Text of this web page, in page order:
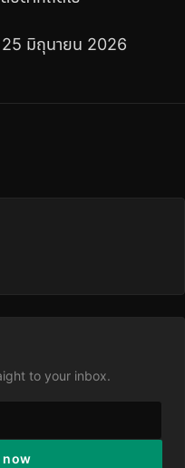
25 มิถุนายน 2026
to your inbox.
now